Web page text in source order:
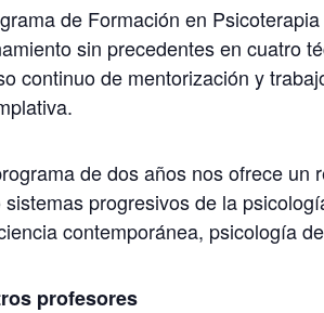
de Formación en
sin precedentes en cuatro
continuo de mentorización y
de dos años nos ofrece
sistemas progresivos de la
contemporánea, psicología
profesores